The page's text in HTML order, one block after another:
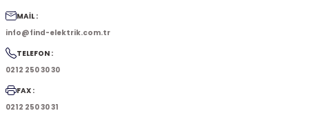
MAİL :
info@find-elektrik.com.tr
TELEFON :
0212 250 30 30
FAX :
0212 250 30 31